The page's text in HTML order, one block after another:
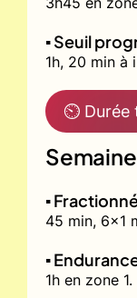
▪️ Seuil
1h, 20 min à
⏲ Durée
▪️
45 min, 6x1
▪️
1h en zone 1.